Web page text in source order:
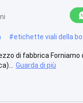
#etichette viali della
di fabbrica
Guarda di più